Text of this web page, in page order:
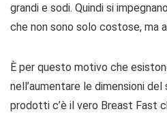
grandi e sodi. Quindi si
che non sono solo costose, ma
È per questo motivo che
nell’aumentare le dimensioni
prodotti c’è il vero Breast Fast